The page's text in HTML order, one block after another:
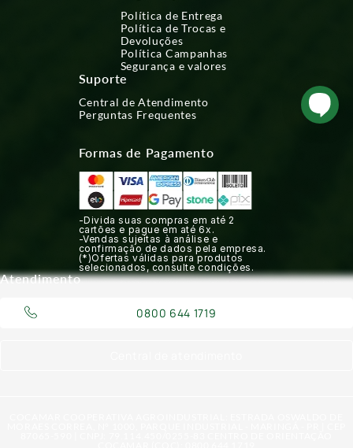
Política de Entrega
Política de Trocas e
Devoluções
Política Campanhas
Segurança e valores
Suporte
Central de Atendimento
Perguntas Frequentes
Formas de Pagamento
-Divida suas compras em até 2
cartões e pague em até 6x.
-Vendas sujeitas à análise e
confirmação de dados pela empresa.
(*)Ofertas válidas para produtos
selecionados, consulte condições.
Atendimento
0800 644 1719